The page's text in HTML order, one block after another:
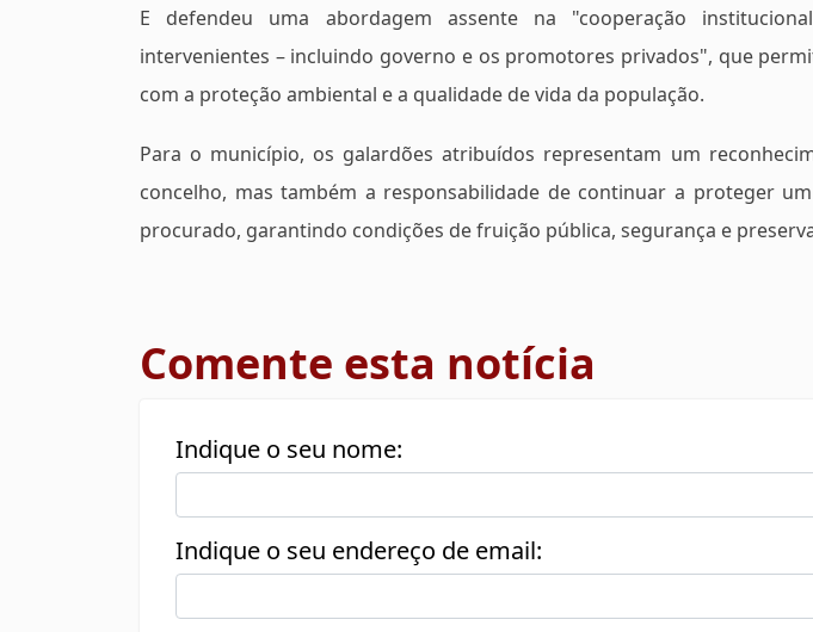
E defendeu uma abordagem assente na "cooperação
intervenientes – incluindo governo e os promotores privados", que
com a proteção ambiental e a qualidade de vida da população.
Para o município, os galardões atribuídos representam um
concelho, mas também a responsabilidade de continuar a proteger
procurado, garantindo condições de fruição pública, segurança e
Comente esta notícia
Indique o seu nome:
Indique o seu endereço de email: